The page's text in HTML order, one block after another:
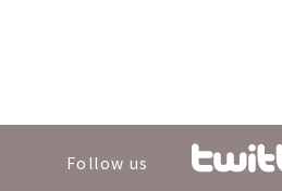
Follow us